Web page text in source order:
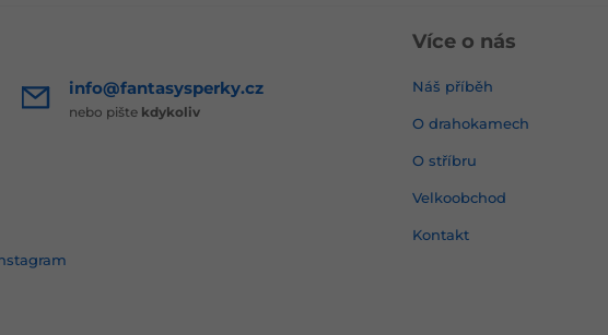
info@fantasysperky.cz
nebo pište kdykoliv
Více o nás
Náš příběh
O drahokamech
O stříbru
Velkoobchod
Kontakt